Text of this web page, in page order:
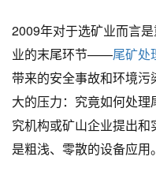
2009年对于选矿业而言
业的末尾环节——尾矿处
带来的安全事故和环境
大的压力：究竟如何处
究机构或矿山企业提出
是粗浅、零散的设备应用